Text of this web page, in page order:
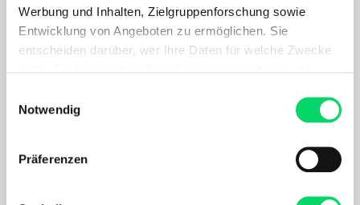
Werbung und Inhalten, Zielgruppenforschung sowie
Entwicklung von Angeboten zu ermöglichen. Sie
entscheiden darüber, wer Ihre Daten für welche Zwecke
Trigger Symbol ändern oder widerrufen
Informationen über Ihre geografische Lage
Notwendig
Präferenzen
Du hast eine Frage?
Wir rufen dich an und beraten dich gerne.
Der Schuh wurde komplett ohne tierische Materialien
hergestellt. Das Obermaterial mit SkinLike™-Fußbett macht
den Schuh genau so atmungsaktiv und umhüllend und sorgt